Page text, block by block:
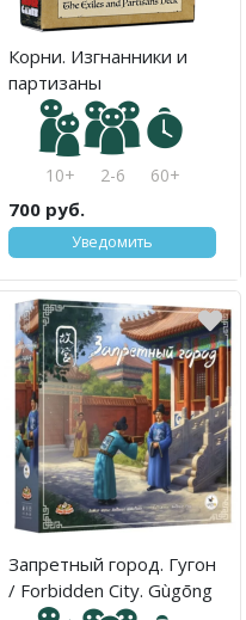
Корни. Изгнанники и
партизаны
10+ 2-6 60+
700 руб.
Уведомить
Запретный город. Гугон
/ Forbidden City. Gùgōng